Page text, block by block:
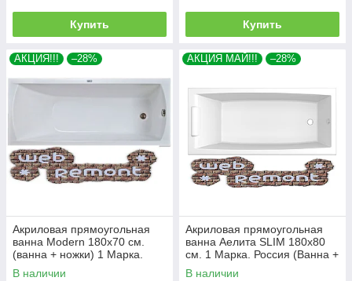
Купить Купить
АКЦИЯ!!! –28%
Акриловая прямоугольная
ванна Modern 180х70 см.
(ванна + ножки) 1 Марка.
Россия
В наличии
АКЦИЯ МАЙ!!! –28%
Акриловая прямоугольная
ванна Аелита SLIM 180х80
см. 1 Марка. Россия (Ванна +
ножки)
В наличии